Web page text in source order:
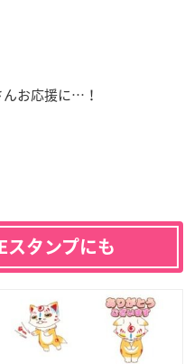
お応援に…！
スタンプにも